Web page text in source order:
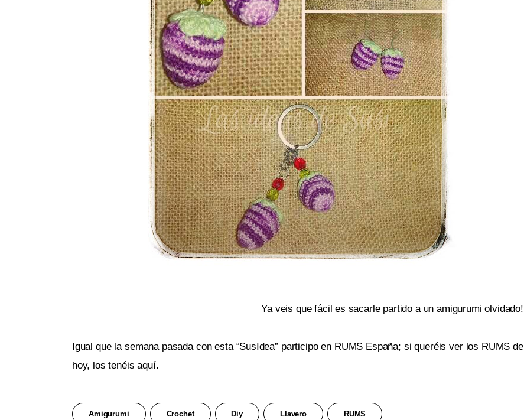
Ya veis que fácil es sacarle partido a un amigurumi olvidado!
Igual que la semana pasada con esta “SusIdea” participo en RUMS España; si queréis ver los RUMS de
hoy, los tenéis aquí.
Amigurumi Crochet Diy Llavero RUMS